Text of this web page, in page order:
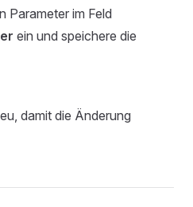
Parameter im Feld
ein und speichere die
damit die Änderung